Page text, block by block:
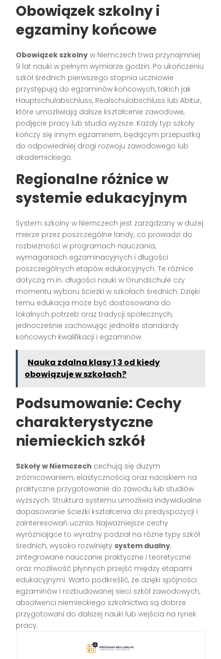
Obowiązek szkolny i
egzaminy końcowe
Obowiązek szkolny w Niemczech trwa przynajmniej
9 lat nauki w pełnym wymiarze godzin. Po ukończeniu
szkół średnich pierwszego stopnia uczniowie
przystępują do egzaminów końcowych, takich jak
Hauptschulabschluss, Realschulabschluss lub Abitur,
które umożliwiają dalsze kształcenie zawodowe,
podjęcie pracy lub studia wyższe. Każdy typ szkoły
kończy się innym egzaminem, będącym przepustką
do odpowiedniej drogi rozwoju zawodowego lub
akademickiego.
Regionalne różnice w
systemie edukacyjnym
System szkolny w Niemczech jest zarządzany w dużej
mierze przez poszczególne landy, co prowadzi do
rozbieżności w programach nauczania,
wymaganiach egzaminacyjnych i długości
poszczególnych etapów edukacyjnych. Te różnice
dotyczą m.in. długości nauki w Grundschule czy
momentu wyboru ścieżki w szkołach średnich. Dzięki
temu edukacja może być dostosowana do
lokalnych potrzeb oraz tradycji społecznych,
jednocześnie zachowując jednolite standardy
końcowych kwalifikacji i egzaminów.
Nauka zdalna klasy 1 3 od kiedy
obowiązuje w szkołach?
Podsumowanie: Cechy
charakterystyczne
niemieckich szkół
Szkoły w Niemczech cechują się dużym
zróżnicowaniem, elastycznością oraz naciskiem na
praktyczne przygotowanie do zawodu lub studiów
wyższych. Struktura systemu umożliwia indywidualne
dopasowanie ścieżki kształcenia do predyspozycji i
zainteresowań ucznia. Najważniejsze cechy
wyróżniające to wyraźny podział na różne typy szkół
średnich, wysoko rozwinięty system dualny,
zintegrowane nauczanie praktyczne i teoretyczne
oraz możliwość płynnych przejść między etapami
edukacyjnymi. Warto podkreślić, że dzięki spójności
egzaminów i rozbudowanej sieci szkół zawodowych,
absolwenci niemieckiego szkolnictwa są dobrze
przygotowani do dalszej nauki lub wejścia na rynek
pracy.